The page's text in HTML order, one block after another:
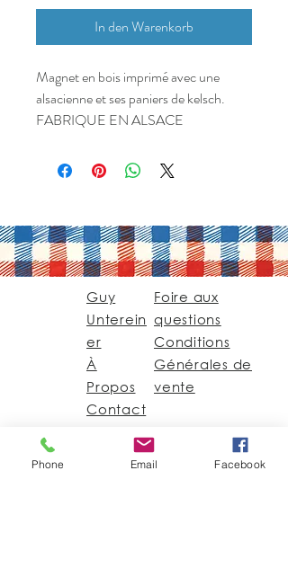
In den Warenkorb
Magnet en bois imprimé avec une
alsacienne et ses paniers de kelsch.
FABRIQUE EN ALSACE
Guy
Unterein
er
À
Propos
Contact
Foire aux
questions
Conditions
Générales de
vente
Guy@GuyUntereiner.fr
Phone Email Facebook